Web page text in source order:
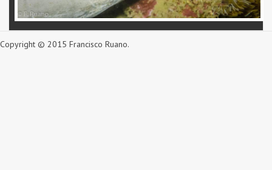
Copyright © 2015 Francisco Ruano.